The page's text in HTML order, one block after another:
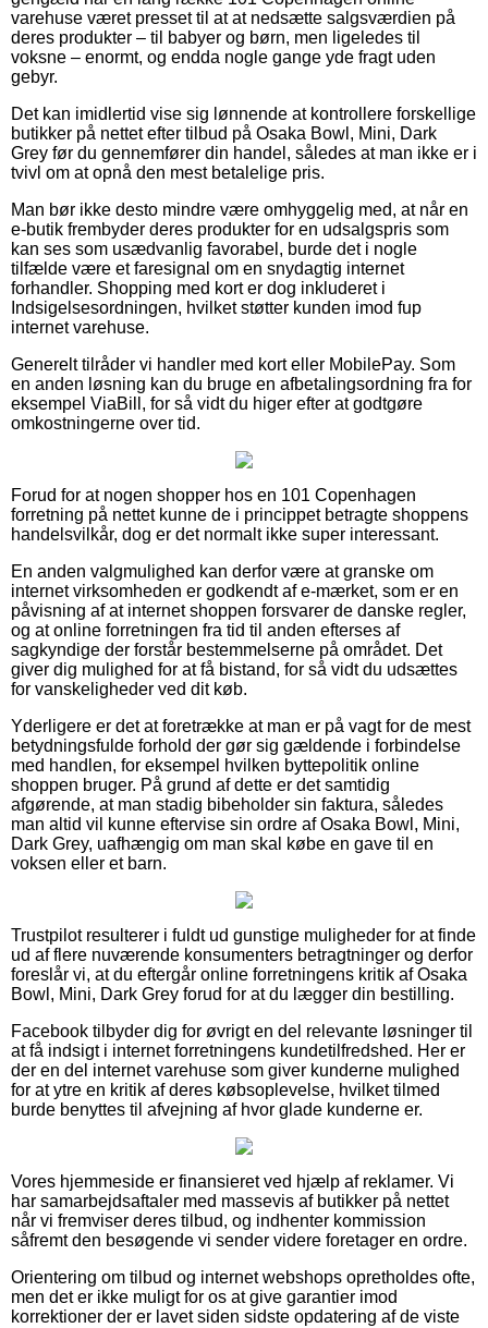
varehuse været presset til at at nedsætte salgsværdien på
deres produkter – til babyer og børn, men ligeledes til
voksne – enormt, og endda nogle gange yde fragt uden
gebyr.
Det kan imidlertid vise sig lønnende at kontrollere forskellige
butikker på nettet efter tilbud på Osaka Bowl, Mini, Dark
Grey før du gennemfører din handel, således at man ikke er i
tvivl om at opnå den mest betalelige pris.
Man bør ikke desto mindre være omhyggelig med, at når en
e-butik frembyder deres produkter for en udsalgspris som
kan ses som usædvanlig favorabel, burde det i nogle
tilfælde være et faresignal om en snydagtig internet
forhandler. Shopping med kort er dog inkluderet i
Indsigelsesordningen, hvilket støtter kunden imod fup
internet varehuse.
Generelt tilråder vi handler med kort eller MobilePay. Som
en anden løsning kan du bruge en afbetalingsordning fra for
eksempel ViaBill, for så vidt du higer efter at godtgøre
omkostningerne over tid.
Forud for at nogen shopper hos en 101 Copenhagen
forretning på nettet kunne de i princippet betragte shoppens
handelsvilkår, dog er det normalt ikke super interessant.
En anden valgmulighed kan derfor være at granske om
internet virksomheden er godkendt af e-mærket, som er en
påvisning af at internet shoppen forsvarer de danske regler,
og at online forretningen fra tid til anden efterses af
sagkyndige der forstår bestemmelserne på området. Det
giver dig mulighed for at få bistand, for så vidt du udsættes
for vanskeligheder ved dit køb.
Yderligere er det at foretrække at man er på vagt for de mest
betydningsfulde forhold der gør sig gældende i forbindelse
med handlen, for eksempel hvilken byttepolitik online
shoppen bruger. På grund af dette er det samtidig
afgørende, at man stadig bibeholder sin faktura, således
man altid vil kunne eftervise sin ordre af Osaka Bowl, Mini,
Dark Grey, uafhængig om man skal købe en gave til en
voksen eller et barn.
Trustpilot resulterer i fuldt ud gunstige muligheder for at finde
ud af flere nuværende konsumenters betragtninger og derfor
foreslår vi, at du eftergår online forretningens kritik af Osaka
Bowl, Mini, Dark Grey forud for at du lægger din bestilling.
Facebook tilbyder dig for øvrigt en del relevante løsninger til
at få indsigt i internet forretningens kundetilfredshed. Her er
der en del internet varehuse som giver kunderne mulighed
for at ytre en kritik af deres købsoplevelse, hvilket tilmed
burde benyttes til afvejning af hvor glade kunderne er.
Vores hjemmeside er finansieret ved hjælp af reklamer. Vi
har samarbejdsaftaler med massevis af butikker på nettet
når vi fremviser deres tilbud, og indhenter kommission
såfremt den besøgende vi sender videre foretager en ordre.
Orientering om tilbud og internet webshops opretholdes ofte,
men det er ikke muligt for os at give garantier imod
korrektioner der er lavet siden sidste opdatering af de viste